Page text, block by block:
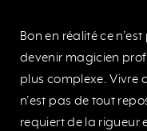
Bon en réalité ce
devenir magicien
plus complexe. Vivre
n’est pas de tout
requiert de la rigueur